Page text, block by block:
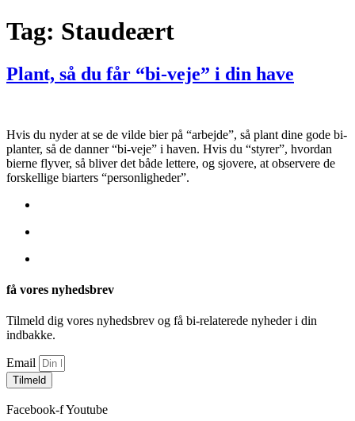
Tag: Staudeært
Plant, så du får “bi-veje” i din have
Hvis du nyder at se de vilde bier på “arbejde”, så plant dine gode bi-
planter, så de danner “bi-veje” i haven. Hvis du “styrer”, hvordan
bierne flyver, så bliver det både lettere, og sjovere, at observere de
forskellige biarters “personligheder”.
få vores nyhedsbrev
Tilmeld dig vores nyhedsbrev og få bi-relaterede nyheder i din
indbakke.
Email
Tilmeld
Facebook-fYoutube